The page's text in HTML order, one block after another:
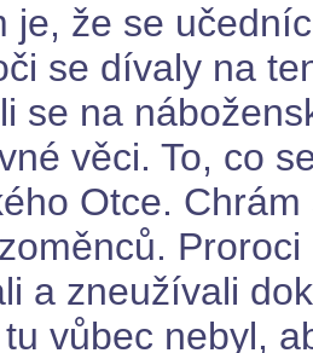
je, že se
se dívaly na
se na
věci. To, co
Otce.
a zneužívali
vůbec nebyl,